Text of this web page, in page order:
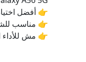
👉 أفضل
👉 مناسب
👉 مش للأداء